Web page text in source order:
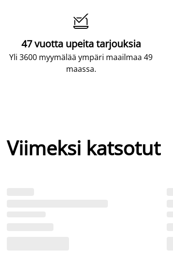

47 vuotta upeita tarjouksia
Yli 3600 myymälää ympäri maailmaa 49
maassa.
Viimeksi katsotut